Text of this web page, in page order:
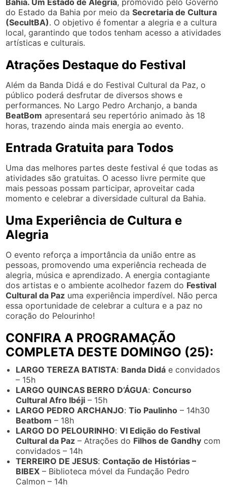
do Estado da Bahia por meio daSecretaria de Cultura
(SecultBA). O objetivo é fomentar a alegria e a cultura
local, garantindo que todos tenham acesso a atividades
artísticas e culturais.
Atrações Destaque do Festival
Além da Banda Didá e do Festival Cultural da Paz, o
público poderá desfrutar de diversos shows e
performances. No Largo Pedro Archanjo, a banda
BeatBom apresentará seu repertório animado às 18
horas, trazendo ainda mais energia ao evento.
Entrada Gratuita para Todos
Uma das melhores partes deste festival é que todas as
atividades são gratuitas. O acesso livre permite que
mais pessoas possam participar, aproveitar cada
momento e celebrar a diversidade cultural da Bahia.
Uma Experiência de Cultura e
Alegria
O evento reforça a importância da união entre as
pessoas, promovendo uma experiência recheada de
alegria, música e aprendizado. A energia contagiante
dos artistas e o ambiente acolhedor fazem do Festival
Cultural da Paz uma experiência imperdível. Não perca
essa oportunidade de celebrar a cultura e a paz no
coração do Pelourinho!
CONFIRA A PROGRAMAÇÃO
COMPLETA DESTE DOMINGO (25):
LARGO TEREZA BATISTA: Banda Didá e convidados
– 15h
LARGO QUINCAS BERRO D’ÁGUA:Concurso
Cultural Afro Ibéji – 15h
LARGO PEDRO ARCHANJO:Tio Paulinho – 14h30
Beatbom – 18h
LARGO DO PELOURINHO:VI Edição do Festival
Cultural da Paz – Atrações do Filhos de Gandhy com
convidados – 14h
TERREIRO DE JESUS:Contação de Histórias –
BIBEX – Biblioteca móvel da Fundação Pedro
Calmon – 14h